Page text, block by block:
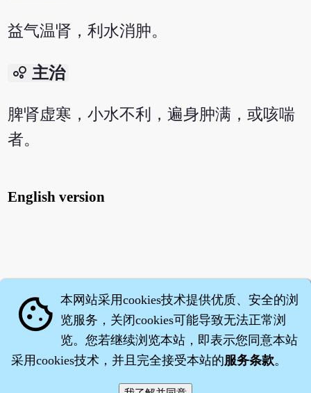
益气温肾，利水消肿。
bubble_chart 主治
脾肾虚寒，小水不利，遍身肿满，或咳喘
者。
English version
cookie 本网站采用cookies技术提供优质、安全的浏
览服务，关闭cookies可能导致无法正常浏
览。您若继续浏览本站，即表示您同意本站
采用cookies技术，并且完全接受本站的服务条款。